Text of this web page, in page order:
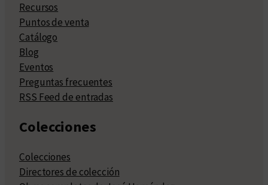
Recursos
Puntos de venta
Catálogo
Blog
Eventos
Preguntas frecuentes
RSS Feed de entradas
Colecciones
Colecciones
Directores de colección